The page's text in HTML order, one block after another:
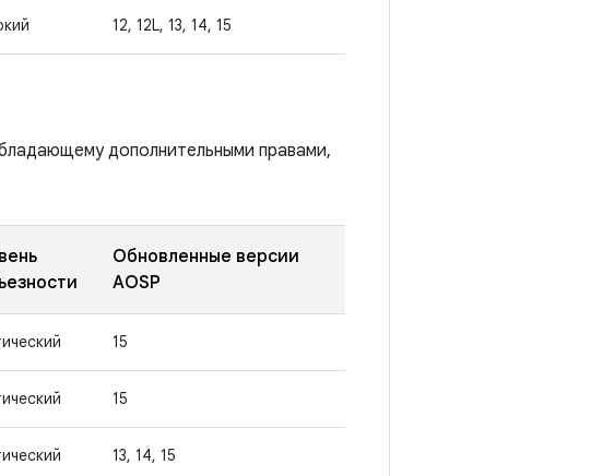
12, 12L, 13, 14, 15
дополнительными правами,
Обновленные версии
AOSP
15
15
13, 14, 15